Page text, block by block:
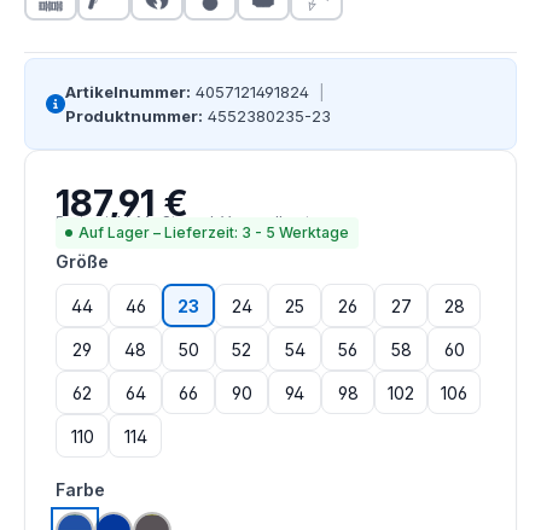
Artikelnummer: 4057121491824
Produktnummer: 4552380235-23
Regulärer Preis:
187,91 €
Preise inkl. MwSt. zzgl. Versandkosten
Auf Lager – Lieferzeit: 3 - 5 Werktage
Größe
44 46 23 24 25 26 27 28
29 48 50 52 54 56 58 60
62 64 66 90 94 98 102 106
110 114
Farbe